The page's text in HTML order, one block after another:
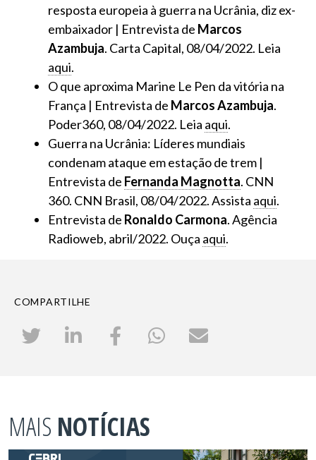
resposta europeia à guerra na Ucrânia, diz ex-
embaixador | Entrevista de Marcos
Azambuja. Carta Capital, 08/04/2022. Leia
aqui.
O que aproxima Marine Le Pen da vitória na
França | Entrevista de Marcos Azambuja.
Poder360, 08/04/2022. Leia aqui.
Guerra na Ucrânia: Líderes mundiais
condenam ataque em estação de trem |
Entrevista de Fernanda Magnotta. CNN
360. CNN Brasil, 08/04/2022. Assista aqui.
Entrevista de Ronaldo Carmona. Agência
Radioweb, abril/2022. Ouça aqui.
COMPARTILHE
MAIS NOTÍCIAS